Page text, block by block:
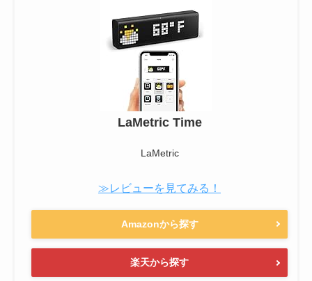
LaMetric Time
LaMetric
≫レビューを見てみる！
Amazonから探す
楽天から探す